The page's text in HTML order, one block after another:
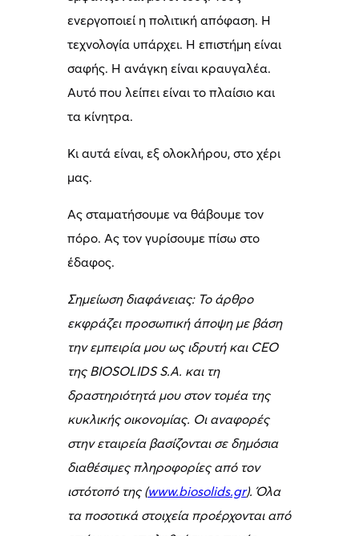
ενεργοποιεί η πολιτική απόφαση. Η
τεχνολογία υπάρχει. Η επιστήμη είναι
σαφής. Η ανάγκη είναι κραυγαλέα.
Αυτό που λείπει είναι το πλαίσιο και
τα κίνητρα.
Κι αυτά είναι, εξ ολοκλήρου, στο χέρι
μας.
Ας σταματήσουμε να θάβουμε τον
πόρο. Ας τον γυρίσουμε πίσω στο
έδαφος.
Σημείωση διαφάνειας: Το άρθρο
εκφράζει προσωπική άποψη με βάση
την εμπειρία μου ως ιδρυτή και CEO
της BIOSOLIDS S.A. και τη
δραστηριότητά μου στον τομέα της
κυκλικής οικονομίας. Οι αναφορές
στην εταιρεία βασίζονται σε δημόσια
διαθέσιμες πληροφορίες από τον
ιστότοπό της (www.biosolids.gr). Όλα
τα ποσοτικά στοιχεία προέρχονται από